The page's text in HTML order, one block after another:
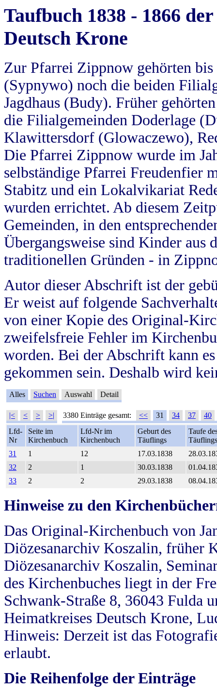
Taufbuch 1838 - 1866
Deutsch Krone
Zur Pfarrei Zippnow gehörten
(Sypnywo) noch die beiden
Jagdhaus (Budy). Früher
die Filialgemeinden Doderlage
Klawittersdorf (Glowaczewo),
Die Pfarrei Zippnow wurde im
selbständige Pfarrei Freudenfier
Stabitz und ein Lokalvikariat
wurden errichtet. Ab diesem
Gemeinden, in den
Übergangsweise sind Kinder aus
traditionellen Gründen - in
Autor dieser Abschrift ist der
Er weist auf folgende
von einer Kopie des Original-
zweifelsfreie Fehler im
worden. Bei der Abschrift kann
gekommen sein. Deshalb wird
Alles Suchen Auswahl Detail
|< < > >| 3380 Einträge gesamt: << 31 34 37
40
Lfd-
Nr
Seite im
Kirchenbuch
Lfd-Nr im
Kirchenbuch
Geburt des
Täuflings
Taufe
Täuflings
31
1 12 17.03.1838
32
2 1 30.03.1838
33
2 2 29.03.1838
Hinweise zu den
Das Original-Kirchenbuch von
Diözesanarchiv Koszalin, früher
Diözesanarchiv Koszalin,
des Kirchenbuches liegt in der
Schwank-Straße 8, 36043 Fulda
Heimatkreises Deutsch Krone,
Hinweis: Derzeit ist das
erlaubt.
Die Reihenfolge der Einträge